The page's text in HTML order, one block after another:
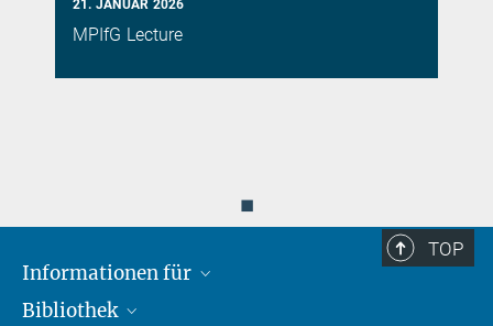
21. JANUAR 2026
MPIfG Lecture
◼
TOP
Informationen für
Forschende
Bibliothek